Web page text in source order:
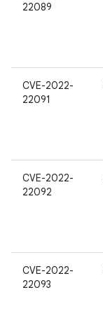
22089
CVE-2022-
22091
CVE-2022-
22092
CVE-2022-
22093